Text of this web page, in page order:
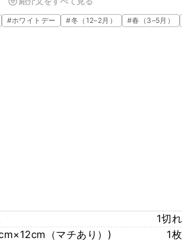
ントのときなどにぜひ試してみてください。
#ホワイトデー #冬（12–2月） #春（3–5月）
1切れ
（マチあり）)
1枚